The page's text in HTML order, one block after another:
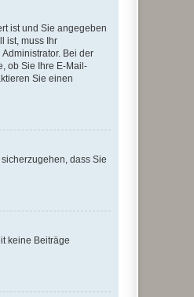
ist und Sie angegeben
ist, muss Ihr
Bei der
ob Sie Ihre E-Mail-
Sie einen
dass Sie
keine Beiträge